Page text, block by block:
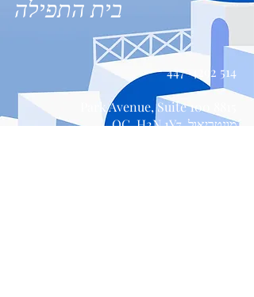
בית התפילה
514 447-4292
מונטריאול, QC, H2N 1Y7